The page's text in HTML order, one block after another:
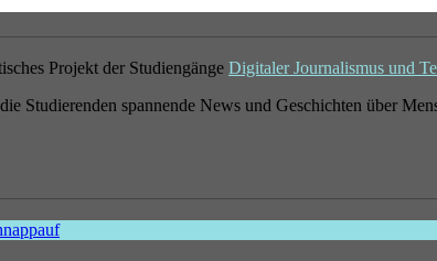
Projekt der Studiengänge Digitaler Journalismus und
die Studierenden spannende News und Geschichten über